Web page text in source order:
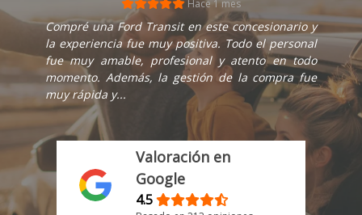
Hace 1 mes
Compré una Ford Transit en este concesionario y
la experiencia fue muy positiva. Todo el personal
fue muy amable, profesional y atento en todo
momento. Además, la gestión de la compra fue
muy rápida y...
Valoración en
Google
4.5